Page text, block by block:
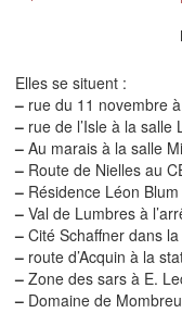
Elles se situent :
– rue du 11 novembre
– rue de l’Isle à la salle
– Au marais à la salle
– Route de Nielles au
– Résidence Léon
– Val de Lumbres à
– Cité Schaffner dans
– route d’Acquin à la
– Zone des sars à E.
– Domaine de